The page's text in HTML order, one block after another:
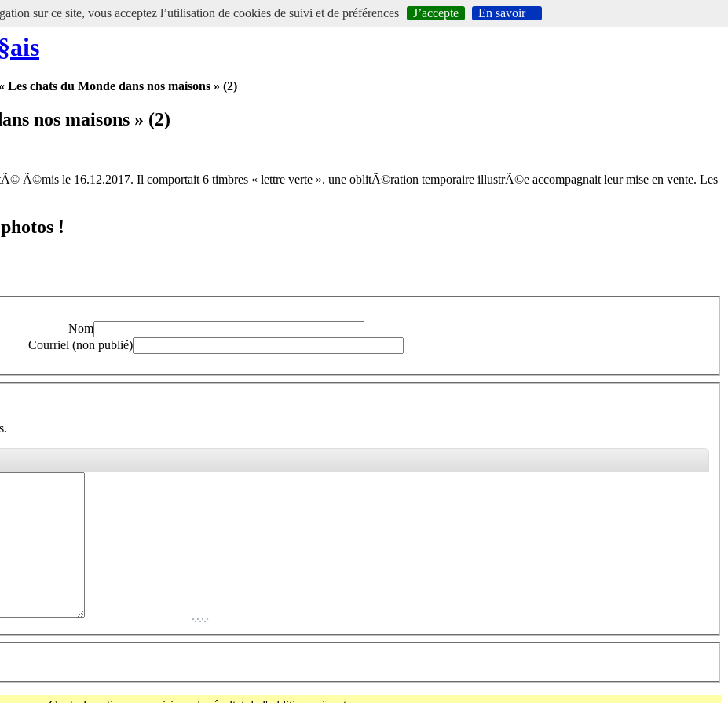
sur ce site, vous acceptez l’utilisation de cookies de suivi et de préférences J’accepte En savoir +
Les chats du Monde dans nos maisons » (2)
nos maisons » (2)
Ã©mis le 16.12.2017. Il comportait 6 timbres « lettre verte ». une oblitÃ©ration temporaire illustrÃ©e accompagnait leur mise en vente. Les
!
Nom
Courriel (non publié)